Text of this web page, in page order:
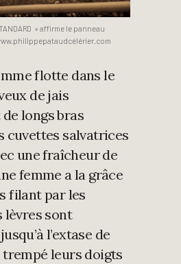
» affirme le panneau
flotte dans le
de jais
longs bras
cuvettes salvatrices
une fraîcheur de
femme a la grâce
filant par les
lèvres sont
l’extase de
leurs doigts